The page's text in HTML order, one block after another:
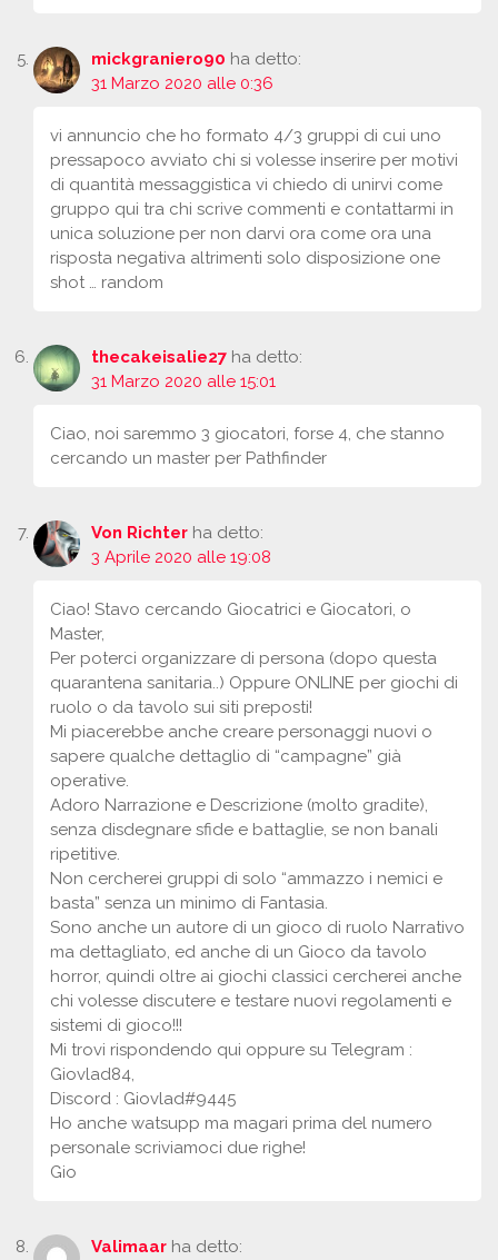
mickgraniero90 ha detto:
31 Marzo 2020 alle 0:36
vi annuncio che ho formato 4/3 gruppi di cui uno
pressapoco avviato chi si volesse inserire per motivi
di quantità messaggistica vi chiedo di unirvi come
gruppo qui tra chi scrive commenti e contattarmi in
unica soluzione per non darvi ora come ora una
risposta negativa altrimenti solo disposizione one
shot … random
thecakeisalie27 ha detto:
31 Marzo 2020 alle 15:01
Ciao, noi saremmo 3 giocatori, forse 4, che stanno
cercando un master per Pathfinder
Von Richter ha detto:
3 Aprile 2020 alle 19:08
Ciao! Stavo cercando Giocatrici e Giocatori, o
Master,
Per poterci organizzare di persona (dopo questa
quarantena sanitaria..) Oppure ONLINE per giochi di
ruolo o da tavolo sui siti preposti!
Mi piacerebbe anche creare personaggi nuovi o
sapere qualche dettaglio di “campagne” già
operative.
Adoro Narrazione e Descrizione (molto gradite),
senza disdegnare sfide e battaglie, se non banali
ripetitive.
Non cercherei gruppi di solo “ammazzo i nemici e
basta” senza un minimo di Fantasia.
Sono anche un autore di un gioco di ruolo Narrativo
ma dettagliato, ed anche di un Gioco da tavolo
horror, quindi oltre ai giochi classici cercherei anche
chi volesse discutere e testare nuovi regolamenti e
sistemi di gioco!!!
Mi trovi rispondendo qui oppure su Telegram :
Giovlad84,
Discord : Giovlad#9445
Ho anche watsupp ma magari prima del numero
personale scriviamoci due righe!
Gio
Valimaar ha detto: